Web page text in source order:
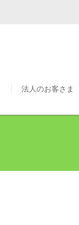
法人のお客さま